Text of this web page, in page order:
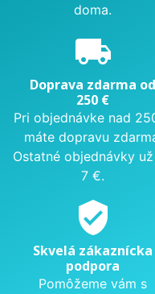
doma.
local_shipping
Doprava zdarma od
250 €
Pri objednávke nad
máte dopravu
Ostatné objednávky
7 €.
verified_user
Skvelá zákaznícka
podpora
Pomôžeme vám s